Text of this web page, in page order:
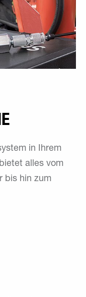
in Ihrem
alles vom
bis hin zum